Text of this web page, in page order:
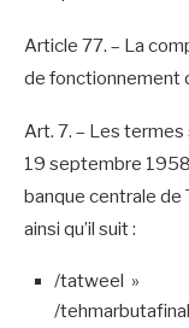
Article 77. – La
de fonctionnement
Art. 7. – Les
19 septembre
banque centrale de
ainsi qu’il suit :
/tatweel »
/